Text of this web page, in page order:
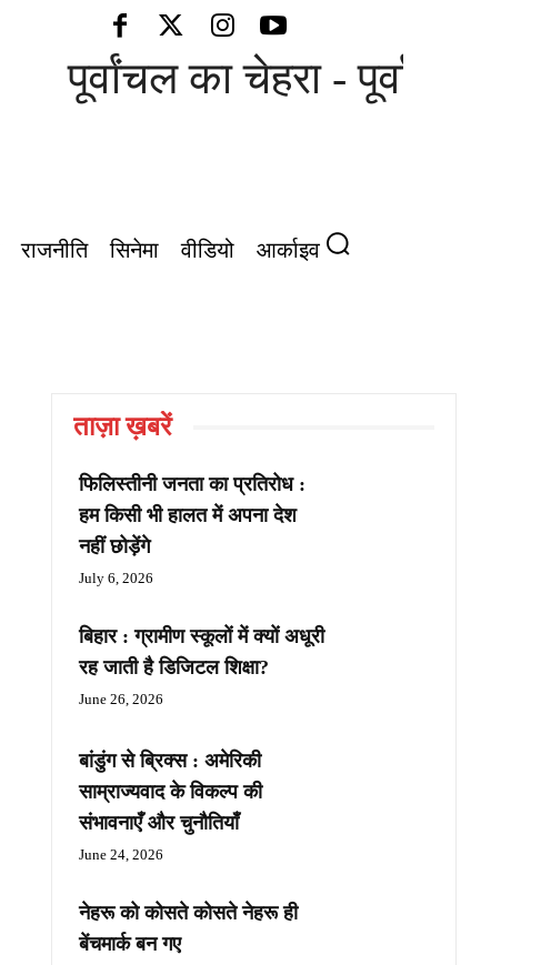
पूर्वांचल का चेहरा - पूर्वांचल की
राजनीति सिनेमा वीडियो आर्काइव
ताज़ा ख़बरें
फिलिस्तीनी जनता का प्रतिरोध :
हम किसी भी हालत में अपना देश
नहीं छोड़ेंगे
July 6, 2026
बिहार : ग्रामीण स्कूलों में क्यों अधूरी
रह जाती है डिजिटल शिक्षा?
June 26, 2026
बांडुंग से ब्रिक्स : अमेरिकी
साम्राज्यवाद के विकल्प की
संभावनाएँ और चुनौतियाँ
June 24, 2026
नेहरू को कोसते कोसते नेहरू ही
बेंचमार्क बन गए